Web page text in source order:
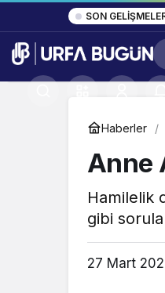
SON
Haberler
Anne
Hamilelik
gibi
27 Mart